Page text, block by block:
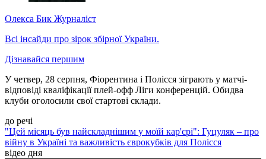
Олекса Бик Журналіст
Всі інсайди про зірок збірної України.
Дізнавайся першим
У четвер, 28 серпня, Фіорентина і Полісся зіграють у матчі-
відповіді кваліфікації плей-офф Ліги конференцій. Обидва
клуби оголосили свої стартові склади.
до речі
"Цей місяць був найскладнішим у моїй кар'єрі": Гуцуляк – про
війну в Україні та важливість єврокубків для Полісся
відео дня